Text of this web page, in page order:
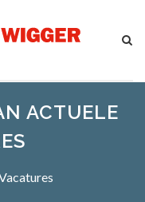
ACTUELE